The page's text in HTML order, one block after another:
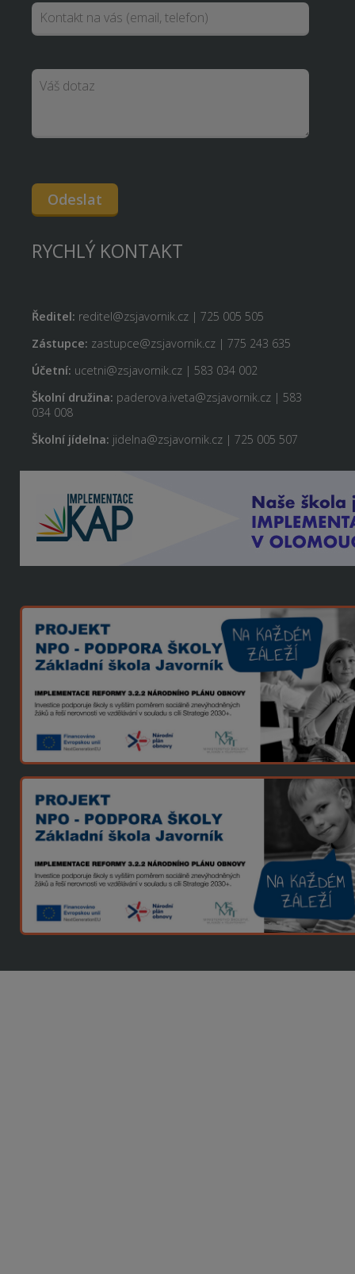
Odeslat
RYCHLÝ KONTAKT
Ředitel: reditel@zsjavornik.cz | 725 005 505
Zástupce: zastupce@zsjavornik.cz | 775 243 635
Účetní: ucetni@zsjavornik.cz | 583 034 002
Školní družina: paderova.iveta@zsjavornik.cz | 583
034 008
Školní jídelna: jidelna@zsjavornik.cz | 725 005 507